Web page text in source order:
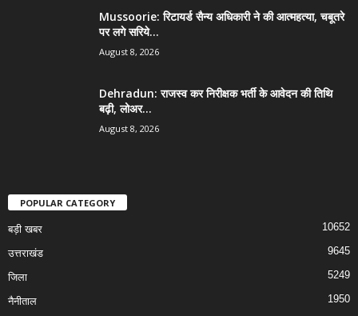
Mussoorie: रिटायर्ड सैन्य अधिकारी ने की आत्महत्या, चबूतरे
पर लगे सरिये...
August 8, 2026
Dehradun: राजस्व कर निरीक्षक भर्ती के आवेदन की तिथि
बढ़ी, लोअर...
August 8, 2026
POPULAR CATEGORY
बड़ी खबर 10652
उत्तराखंड 9645
जिला 5249
नैनीताल 1950